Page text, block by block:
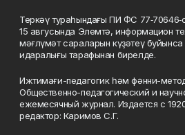
Теркәү тураһындағы ПИ ФС
15 авгусында Элемтә, информацион
мәғлүмәт сараларын күҙәтеү
идаралығы тарафынан бирелде.
Ижтимағи-педагогик һәм фәнни-
Общественно-педагогический и
ежемесячный журнал. Издается с
редактор: Каримов С.Г.